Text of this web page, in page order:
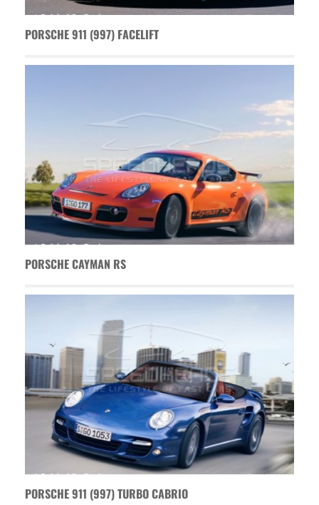
PORSCHE 911 (997) FACELIFT
PORSCHE CAYMAN RS
PORSCHE 911 (997) TURBO CABRIO